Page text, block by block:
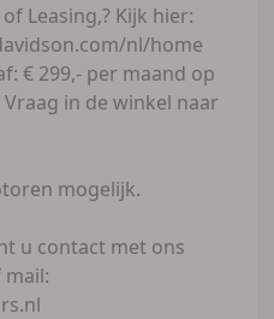
Leasing,? Kijk hier:
nl/home
€ 299,- per maand op
Vraag in de winkel naar
mogelijk.
u contact met ons
mail: